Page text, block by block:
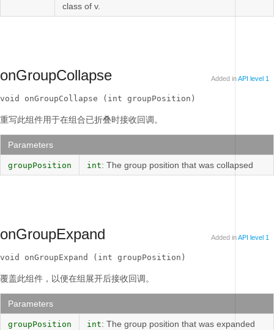
class of v.
onGroupCollapse Added inAPI level 1
void onGroupCollapse (int groupPosition)
重写此组件用于在组合已折叠时接收回调。
Parameters
groupPosition int: The group position that was collapsed
onGroupExpand Added inAPI level 1
void onGroupExpand (int groupPosition)
覆盖此组件，以便在组展开后接收回调。
Parameters
groupPosition int: The group position that was expanded